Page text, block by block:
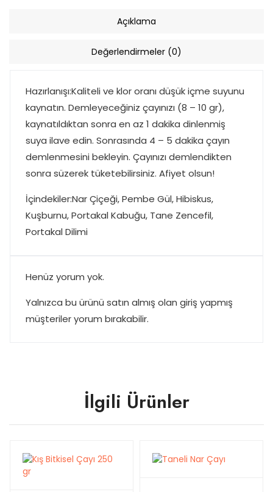
Açıklama
Değerlendirmeler (0)
Hazırlanışı:Kaliteli ve klor oranı düşük içme suyunu
kaynatın. Demleyeceğiniz çayınızı (8 – 10 gr),
kaynatıldıktan sonra en az 1 dakika dinlenmiş
suya ilave edin. Sonrasında 4 – 5 dakika çayın
demlenmesini bekleyin. Çayınızı demlendikten
sonra süzerek tüketebilirsiniz. Afiyet olsun!
İçindekiler:Nar Çiçeği, Pembe Gül, Hibiskus,
Kuşburnu, Portakal Kabuğu, Tane Zencefil,
Portakal Dilimi
Henüz yorum yok.
Yalnızca bu ürünü satın almış olan giriş yapmış
müşteriler yorum bırakabilir.
İlgili Ürünler